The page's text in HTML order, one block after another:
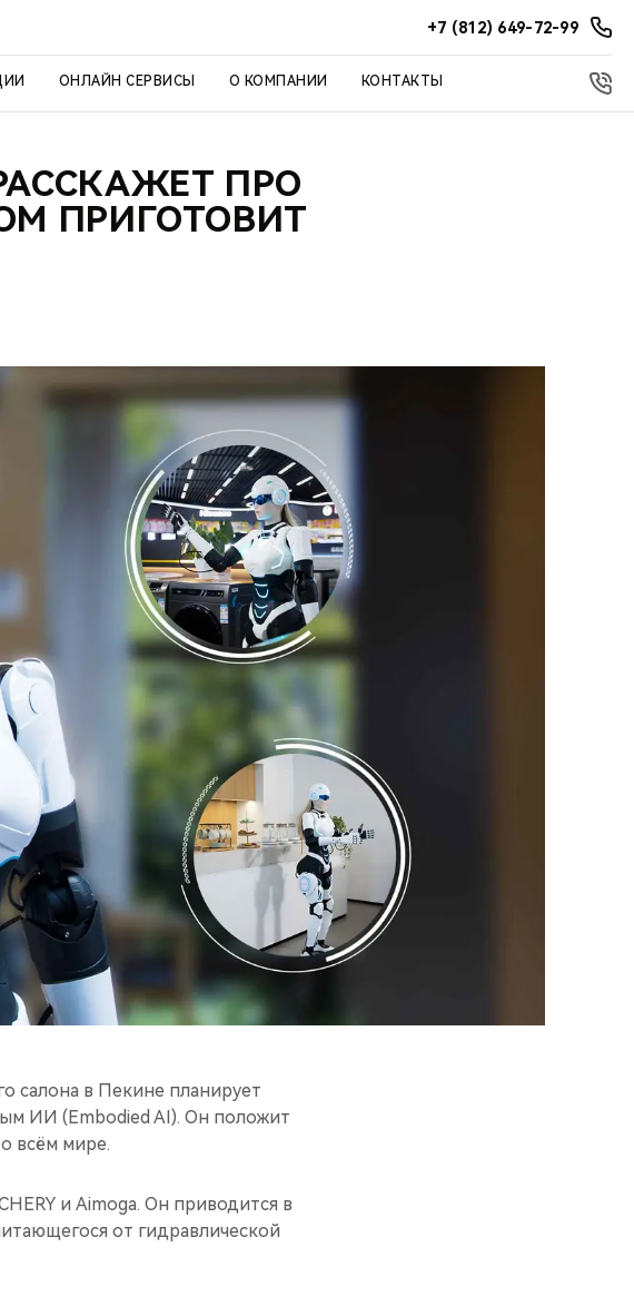
+7 (812) 649-72-99
ОНЛАЙН СЕРВИСЫ О КОМПАНИИ КОНТАКТЫ
ПРО
ПРИГОТОВИТ
салона в Пекине планирует
ИИ (Embodied AI). Он положит
всём мире.
и Aimoga. Он приводится в
от гидравлической